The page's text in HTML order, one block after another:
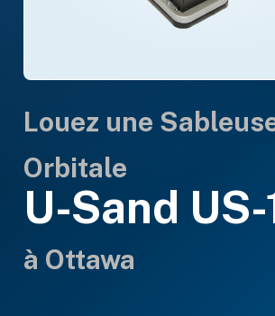
Louez une
Orbitale
U-Sand
à Ottawa